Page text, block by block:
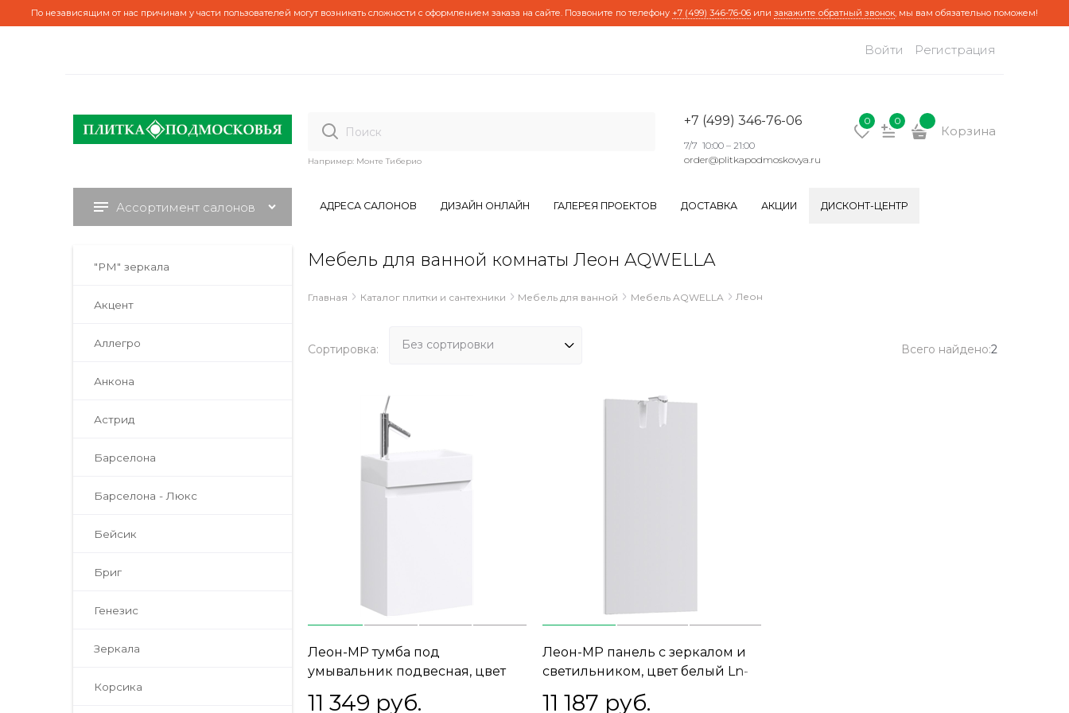
По независящим от нас причинам у части пользователей могут возникать сложности с оформлением заказа на сайте. Позвоните по телефону +7 (499) 346-76-06 или закажите обратный звонок, мы вам обязательно поможем!
Войти Регистрация
Например: Монте Тиберио
+7 (499) 346-76-06
7/7 10:00 – 21:00
order@plitkapodmoskovya.ru
0 0
Корзина
Ассортимент салонов АДРЕСА САЛОНОВ ДИЗАЙН ОНЛАЙН ГАЛЕРЕЯ ПРОЕКТОВ ДОСТАВКА АКЦИИ ДИСКОНТ-ЦЕНТР
"РМ" зеркала
Акцент
Аллегро
Анкона
Астрид
Барселона
Барселона - Люкс
Бейсик
Бриг
Генезис
Зеркала
Корсика
Мебель для ванной комнаты Леон AQWELLA
Главная Каталог плитки и сантехники Мебель для ванной Мебель AQWELLA Леон
Сортировка: Всего найдено:2
Леон-МР тумба под
умывальник подвесная, цвет
белый Ln-MP.01.04/W, ТМ
«AQWELLA»
11 349 руб.
Леон-МР панель с зеркалом и
светильником, цвет белый Ln-
MP.02.04/W, ТМ «AQWELLA»
11 187 руб.